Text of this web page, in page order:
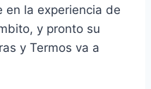
en la experiencia de
y pronto su
y Termos va a